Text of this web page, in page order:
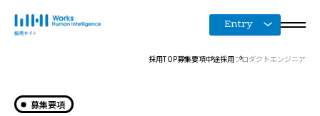
Entry
採用TOP募集要項中途採用プロダクトエンジニア
募集要項